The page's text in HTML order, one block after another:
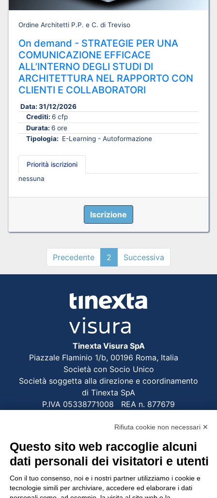
Ordine Architetti P.P. e C. di Treviso
On demand - STRATEGIE PER UNA
COMUNICAZIONE EFFICACE
ALL’INTERNO DEGLI STUDI DI
ARCHITETTURA NEL RAPPORTO CON
CLIENTI E COLLABORATORI
Data: 31/12/2026
Crediti: 6 cfp
Durata: 6 ore
Tipologia: E-Learning - Autoformazione
Priorità iscrizioni
nessuna
Iscrizione
Precedente 2 Successiva
Tinexta Visura SpA
Piazzale Flaminio 1/b, 00196 Roma, Italia
Società con Socio Unico
Società soggetta alla direzione e coordinamento
di Tinexta SpA
P.IVA 05338771008 REA n. 877679
Recupero Password
POLICIES AND TERMS
Rifiuta cookie non necessari ✕
Questo sito web raccoglie alcuni
dati personali dei visitatori e utenti
Con il tuo consenso, noi e i nostri partner utilizziamo i cookie e
tecnologie simili per archiviare, accedere ed elaborare i dati